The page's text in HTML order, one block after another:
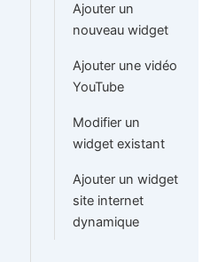
Ajouter un
nouveau widget
Ajouter une vidéo
YouTube
Modifier un
widget existant
Ajouter un widget
site internet
dynamique